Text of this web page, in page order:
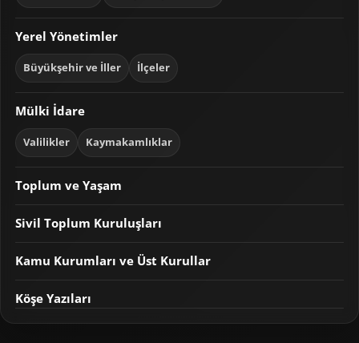
Yerel Yönetimler
Büyükşehir ve İller İlçeler
Mülki İdare
Valilikler Kaymakamlıklar
Toplum ve Yaşam
Sivil Toplum Kuruluşları
Kamu Kurumları ve Üst Kurullar
Köşe Yazıları